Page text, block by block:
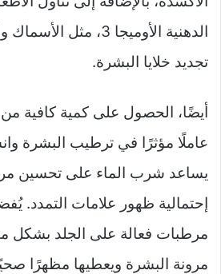
الدهنية الأوميجا 3،
تجديد خلايا البشرة.
أيضًا، الحصول على كمية كافية من
عاملًا مؤثرًا في ترطيب البشرة
يساعد شرب الماء على تحسين
إحتمالية ظهور علامات التمدد.
مرطبات فعالة على الجلد بشكل
مرونة البشرة ويعطيها مظهرًا